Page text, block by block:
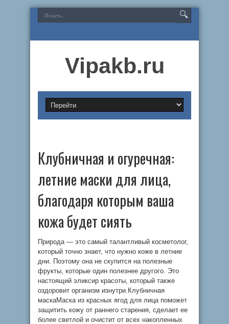
Vipakb.ru
Клубничная и огуречная:
летние маски для лица,
благодаря которым ваша
кожа будет сиять
Природа — это самый талантливый косметолог,
который точно знает, что нужно коже в летние
дни. Поэтому она не скупится на полезные
фрукты, которые один полезнее другого. Это
настоящий эликсир красоты, который также
оздоровит организм изнутри.Клубничная
маскаМаска из красных ягод для лица поможет
защитить кожу от раннего старения, сделает ее
более светлой и очистит от всех накопленных